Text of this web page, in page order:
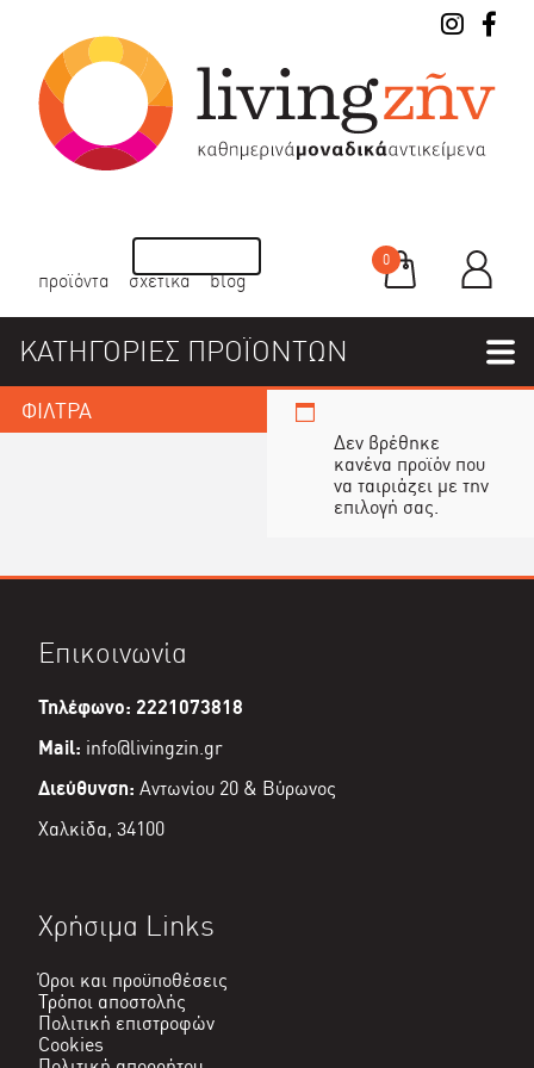
προϊόντα σχετικά blog
0
ΚΑΤΗΓΟΡΙΕΣ ΠΡΟΪΟΝΤΩΝ
ΦΙΛΤΡΑ
Δεν βρέθηκε
κανένα προϊόν που
να ταιριάζει με την
επιλογή σας.
Επικοινωνία
Τηλέφωνο: 2221073818
Mail: info@livingzin.gr
Διεύθυνση: Αντωνίου 20 & Βύρωνος
Χαλκίδα, 34100
Χρήσιμα Links
Όροι και προϋποθέσεις
Τρόποι αποστολής
Πολιτική επιστροφών
Cookies